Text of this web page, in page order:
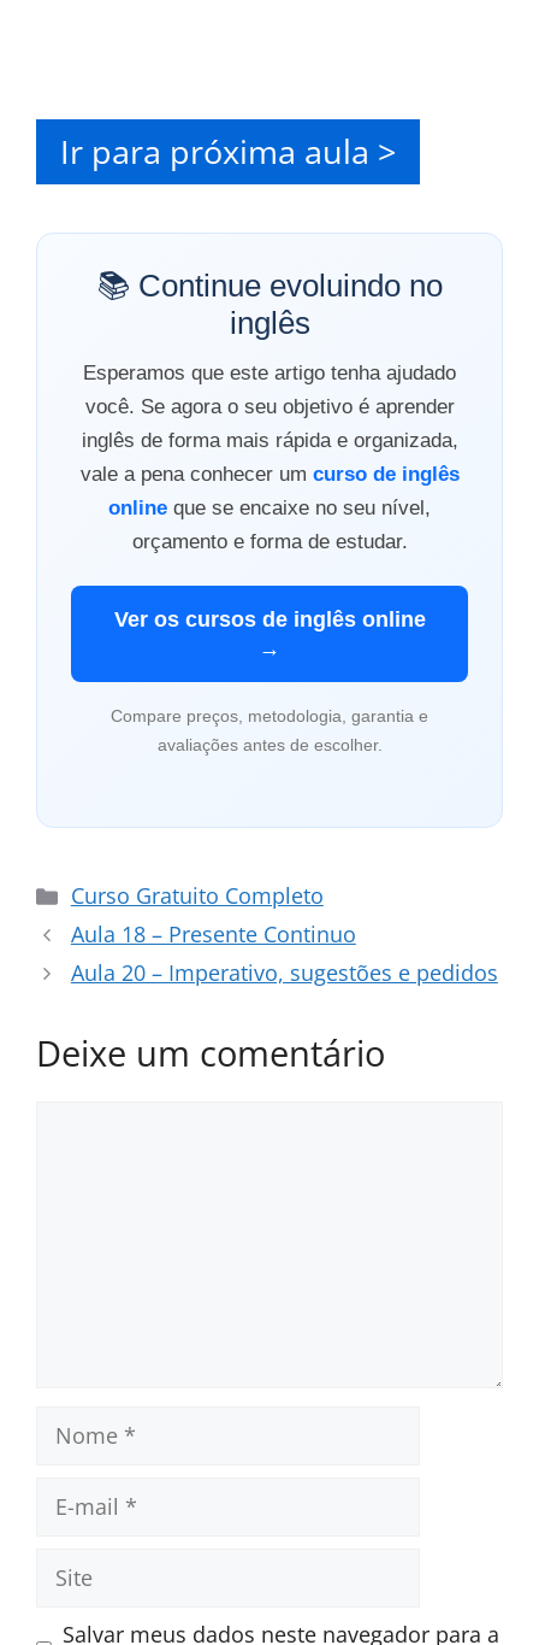
Ir para próxima aula >
📚 Continue evoluindo no
inglês
Esperamos que este artigo tenha ajudado
você. Se agora o seu objetivo é aprender
inglês de forma mais rápida e organizada,
vale a pena conhecer um curso de inglês
online que se encaixe no seu nível,
orçamento e forma de estudar.
Ver os cursos de inglês online
→
Compare preços, metodologia, garantia e
avaliações antes de escolher.
Categorias
Curso Gratuito Completo
Aula 18 – Presente Continuo
Aula 20 – Imperativo, sugestões e pedidos
Deixe um comentário
mail
Site
Salvar meus dados neste navegador para a